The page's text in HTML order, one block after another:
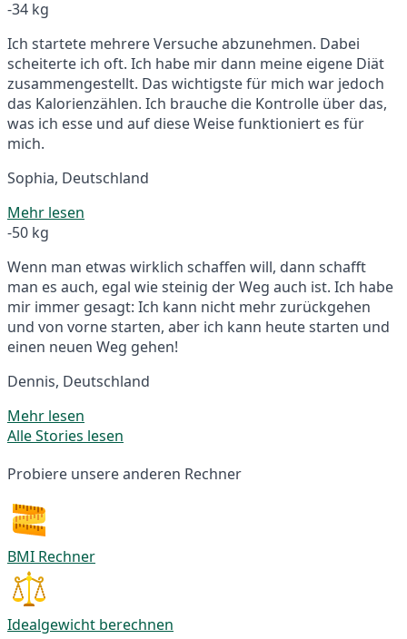
-34 kg
Ich startete mehrere Versuche abzunehmen. Dabei
scheiterte ich oft. Ich habe mir dann meine eigene Diät
zusammengestellt. Das wichtigste für mich war jedoch
das Kalorienzählen. Ich brauche die Kontrolle über das,
was ich esse und auf diese Weise funktioniert es für
mich.
Sophia, Deutschland
Mehr lesen
-50 kg
Wenn man etwas wirklich schaffen will, dann schafft
man es auch, egal wie steinig der Weg auch ist. Ich habe
mir immer gesagt: Ich kann nicht mehr zurückgehen
und von vorne starten, aber ich kann heute starten und
einen neuen Weg gehen!
Dennis, Deutschland
Mehr lesen
Alle Stories lesen
Probiere unsere anderen Rechner
BMI Rechner
Idealgewicht berechnen